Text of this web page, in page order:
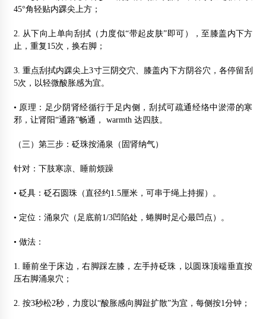
45°角轻贴内踝尖上方；
2. 从下向上单向刮拭（力度似“带起皮肤”即可），至膝盖内下方
止，重复15次，换右脚；
3. 重点刮拭内踝尖上3寸三阴交穴、膝盖内下方阴谷穴，各停留刮
5次，以轻微酸胀感为宜。
• 原理：足少阴肾经循行于足内侧，刮拭可疏通经络中淤滞的寒
邪，让肾阳“通路”畅通， warmth 达四肢。
（三）第三步：砭珠按涌泉（固肾纳气）
针对：下肢寒凉、睡前烦躁
• 砭具：砭石圆珠（直径约1.5厘米，可串于绳上持握）。
• 定位：涌泉穴（足底前1/3凹陷处，蜷脚时足心最凹点）。
• 做法：
1. 睡前坐于床边，右脚踩左膝，左手持砭珠，以圆珠顶端垂直按
压右脚涌泉穴；
2. 按3秒松2秒，力度以“酸胀感向脚趾扩散”为宜，每侧按1分钟；